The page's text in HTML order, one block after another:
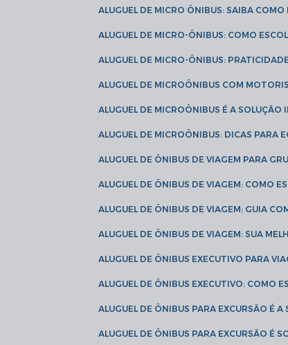
ALUGUEL DE MICRO ÔNIBUS: SAIBA
ALUGUEL DE MICRO-ÔNIBUS: COMO
ALUGUEL DE MICRO-ÔNIBUS:
ALUGUEL DE MICROÔNIBUS COM
ALUGUEL DE MICROÔNIBUS É A
ALUGUEL DE MICROÔNIBUS: DICAS PARA
ALUGUEL DE ÔNIBUS DE VIAGEM PARA
ALUGUEL DE ÔNIBUS DE VIAGEM: COMO
ALUGUEL DE ÔNIBUS DE VIAGEM: GUIA
ALUGUEL DE ÔNIBUS DE VIAGEM: SUA
ALUGUEL DE ÔNIBUS EXECUTIVO PARA
ALUGUEL DE ÔNIBUS EXECUTIVO: COMO
ALUGUEL DE ÔNIBUS PARA EXCURSÃO É
ALUGUEL DE ÔNIBUS PARA EXCURSÃO É